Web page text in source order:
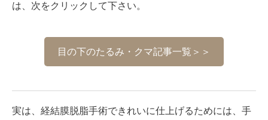
は、次をクリックして下さい。
目の下のたるみ・クマ記事一覧＞＞
実は、経結膜脱脂手術できれいに仕上げるためには、手